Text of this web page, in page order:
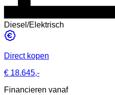
Diesel/Elektrisch
Direct kopen
€ 18.645,-
Financieren vanaf